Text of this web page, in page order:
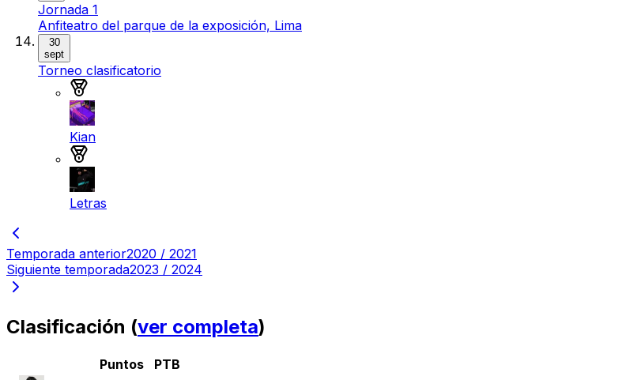
Jornada 1
Anfiteatro del parque de la exposición, Lima
30
sept
Torneo clasificatorio
Kian
Letras
Temporada anterior2020 / 2021
Siguiente temporada2023 / 2024
Clasificación (ver completa)
Puntos
PTB